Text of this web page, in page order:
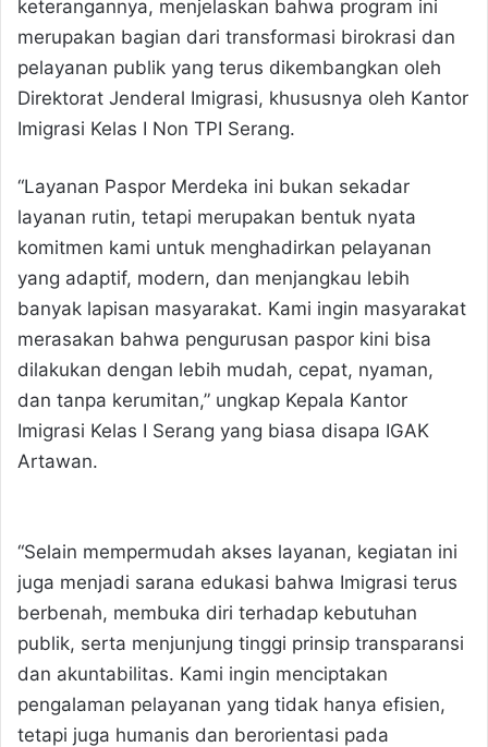
keterangannya, menjelaskan bahwa program ini
merupakan bagian dari transformasi birokrasi dan
pelayanan publik yang terus dikembangkan oleh
Direktorat Jenderal Imigrasi, khususnya oleh Kantor
Imigrasi Kelas I Non TPI Serang.
“Layanan Paspor Merdeka ini bukan sekadar
layanan rutin, tetapi merupakan bentuk nyata
komitmen kami untuk menghadirkan pelayanan
yang adaptif, modern, dan menjangkau lebih
banyak lapisan masyarakat. Kami ingin masyarakat
merasakan bahwa pengurusan paspor kini bisa
dilakukan dengan lebih mudah, cepat, nyaman,
dan tanpa kerumitan,” ungkap Kepala Kantor
Imigrasi Kelas I Serang yang biasa disapa IGAK
Artawan.
“Selain mempermudah akses layanan, kegiatan ini
juga menjadi sarana edukasi bahwa Imigrasi terus
berbenah, membuka diri terhadap kebutuhan
publik, serta menjunjung tinggi prinsip transparansi
dan akuntabilitas. Kami ingin menciptakan
pengalaman pelayanan yang tidak hanya efisien,
tetapi juga humanis dan berorientasi pada